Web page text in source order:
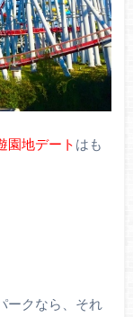
園地デート はも
ークなら、それ